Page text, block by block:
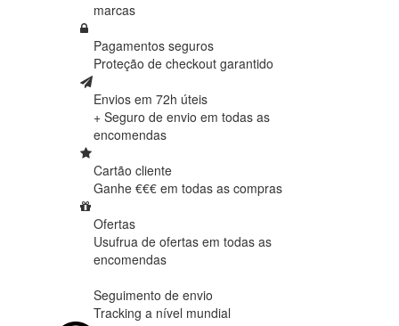
marcas
Pagamentos seguros
Proteção de checkout garantido
Envios em 72h úteis
+ Seguro de envio em todas as
encomendas
Cartão cliente
Ganhe €€€ em todas as compras
Ofertas
Usufrua de ofertas em todas as
encomendas
Seguimento de envio
Tracking a nível mundial